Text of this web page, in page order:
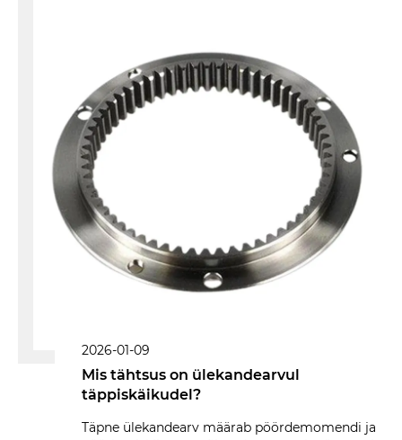
ja
kasutusiga
Põllumajanduse käigukasti
mitmest omavahel seotud
disaini terviklikkus,
koormuse juhtimine,
keskkonnaga kohanemine.